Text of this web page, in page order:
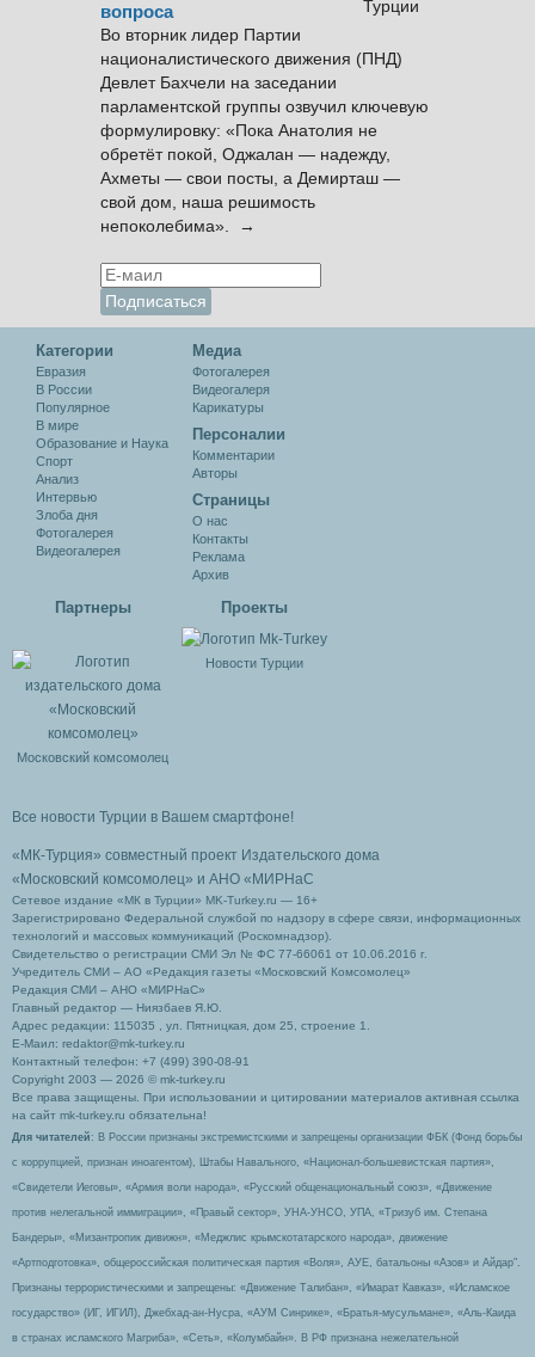
вопроса
Во вторник лидер Партии
националистического движения (ПНД)
Девлет Бахчели на заседании
парламентской группы озвучил ключевую
формулировку: «Пока Анатолия не
обретёт покой, Оджалан — надежду,
Ахметы — свои посты, а Демирташ —
свой дом, наша решимость
непоколебима». →
Категории
Евразия
В России
Популярное
В мире
Образование и Наука
Спорт
Анализ
Интервью
Злоба дня
Фотогалерея
Видеогалерея
Медиа
Фотогалерея
Видеогалеря
Карикатуры
Персоналии
Комментарии
Авторы
Cтраницы
О нас
Контакты
Реклама
Архив
Партнеры
Московский комсомолец
Проекты
Новости Турции
Все новости Турции в Вашем смартфоне!
«МК-Турция» совместный проект Издательского дома
«Московский комсомолец» и АНО «МИРНаС
Сетевое издание «МК в Турции» MK-Turkey.ru — 16+
Зарегистрировано Федеральной службой по надзору в сфере связи, информационных
технологий и массовых коммуникаций (Роскомнадзор).
Свидетельство о регистрации СМИ Эл № ФС 77-66061 от 10.06.2016 г.
Учредитель СМИ – АО «Редакция газеты «Московский Комсомолец»
Редакция СМИ – АНО «МИРНаС»
Главный редактор — Ниязбаев Я.Ю.
Адрес редакции: 115035 , ул. Пятницкая, дом 25, строение 1.
Е-Маил: redaktor@mk-turkey.ru
Контактный телефон: +7 (499) 390-08-91
Copyright 2003 — 2026 © mk-turkey.ru
Все права защищены. При использовании и цитировании материалов активная ссылка
на сайт mk-turkey.ru обязательна!
Для читателей : В России признаны экстремистскими и запрещены организации ФБК (Фонд борьбы
с коррупцией, признан иноагентом), Штабы Навального, «Национал-большевистская партия»,
«Свидетели Иеговы», «Армия воли народа», «Русский общенациональный союз», «Движение
против нелегальной иммиграции», «Правый сектор», УНА-УНСО, УПА, «Тризуб им. Степана
Бандеры», «Мизантропик дивижн», «Меджлис крымскотатарского народа», движение
«Артподготовка», общероссийская политическая партия «Воля», АУЕ, батальоны «Азов» и Айдар″.
Признаны террористическими и запрещены: «Движение Талибан», «Имарат Кавказ», «Исламское
государство» (ИГ, ИГИЛ), Джебхад-ан-Нусра, «АУМ Синрике», «Братья-мусульмане», «Аль-Каида
в странах исламского Магриба», «Сеть», «Колумбайн». В РФ признана нежелательной